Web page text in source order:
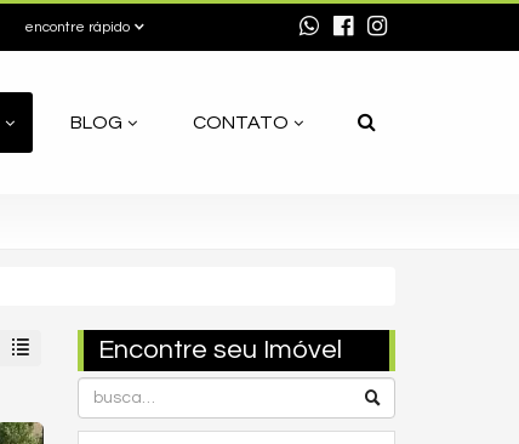
encontre rápido
BLOG CONTATO
Encontre seu Imóvel